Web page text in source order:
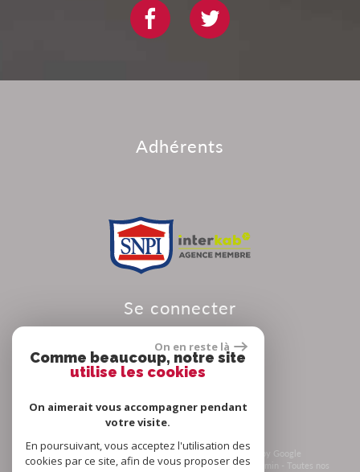
adhérents
se connecter
© 2026 | Tous droits réservés | Traduction powered by Google
Plan du site- Mentions légales- Nos honoraires-Liens- Admin - Toutes nos
On en reste là
Comme beaucoup, notre site
utilise les cookies
On aimerait vous accompagner pendant
votre visite.
En poursuivant, vous acceptez l'utilisation des
cookies par ce site, afin de vous proposer des